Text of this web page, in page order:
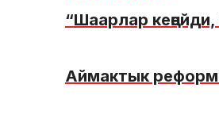
“Шаарлар
Аймактык